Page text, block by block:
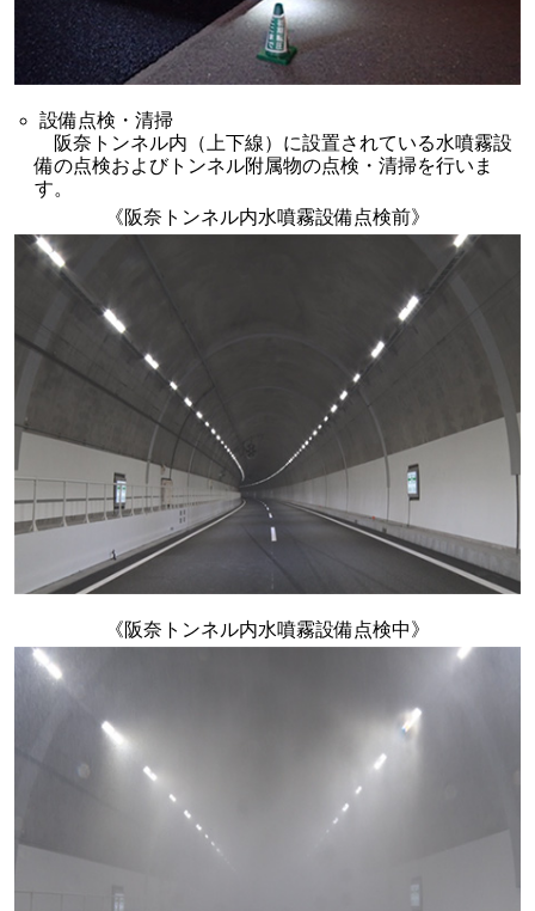
設備点検・清掃
阪奈トンネル内（上下線）に設置されている水噴霧設
備の点検およびトンネル附属物の点検・清掃を行いま
す。
《阪奈トンネル内水噴霧設備点検前》
《阪奈トンネル内水噴霧設備点検中》